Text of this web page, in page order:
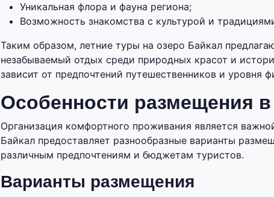
Уникальная флора и фауна региона;
Возможность знакомства с культурой и
Таким образом, летние туры на озеро Байкал
незабываемый отдых среди природных красот и
зависит от предпочтений путешественников и уровня
Особенности размещения в
Организация комфортного проживания является
Байкал предоставляет разнообразные варианты
различным предпочтениям и бюджетам туристов.
Варианты размещения